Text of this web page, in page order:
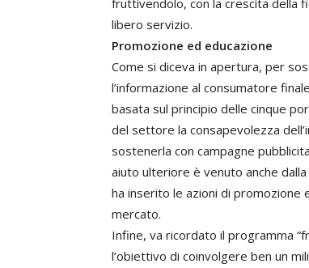
fruttivendolo, con la crescita della
libero servizio.
Promozione ed educazione
Come si diceva in apertura, per
l’informazione al consumatore
basata sul principio delle cinque
del settore la consapevolezza
sostenerla con campagne
aiuto ulteriore è venuto anche
ha inserito le azioni di promozione
mercato.
Infine, va ricordato il programma
l’obiettivo di coinvolgere ben un